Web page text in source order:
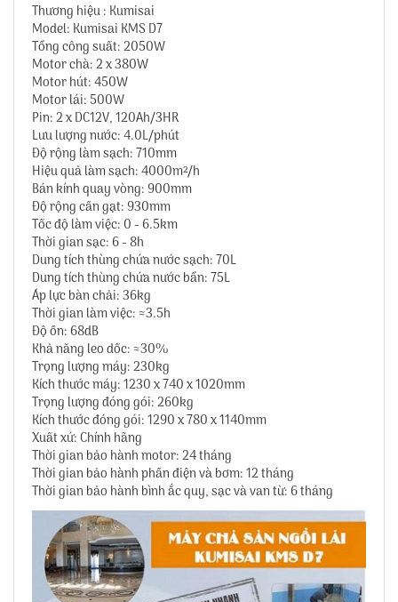
Thương hiệu : Kumisai
Model: Kumisai KMS D7
Tổng công suất: 2050W
Motor chà: 2 x 380W
Motor hút: 450W
Motor lái: 500W
Pin: 2 x DC12V, 120Ah/3HR
Lưu lượng nước: 4.0L/phút
Độ rộng làm sạch: 710mm
Hiệu quả làm sạch: 4000m²/h
Bán kính quay vòng: 900mm
Độ rộng cần gạt: 930mm
Tốc độ làm việc: 0 - 6.5km
Thời gian sạc: 6 - 8h
Dung tích thùng chứa nước sạch: 70L
Dung tích thùng chứa nước bẩn: 75L
Áp lực bàn chải: 36kg
Thời gian làm việc: ≈3.5h
Độ ồn: 68dB
Khả năng leo dốc: ≈30%
Trọng lượng máy: 230kg
Kích thước máy: 1230 x 740 x 1020mm
Trọng lượng đóng gói: 260kg
Kích thước đóng gói: 1290 x 780 x 1140mm
Xuất xứ: Chính hãng
Thời gian bảo hành motor: 24 tháng
Thời gian bảo hành phần điện và bơm: 12 tháng
Thời gian bảo hành bình ắc quy, sạc và van từ: 6 tháng